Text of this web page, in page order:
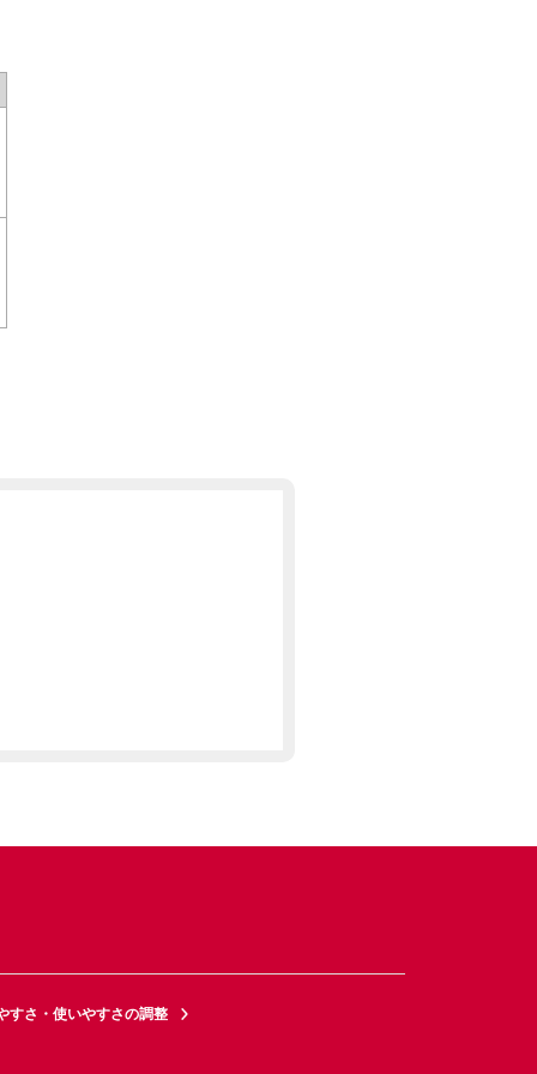
すさ・使いやすさの調整